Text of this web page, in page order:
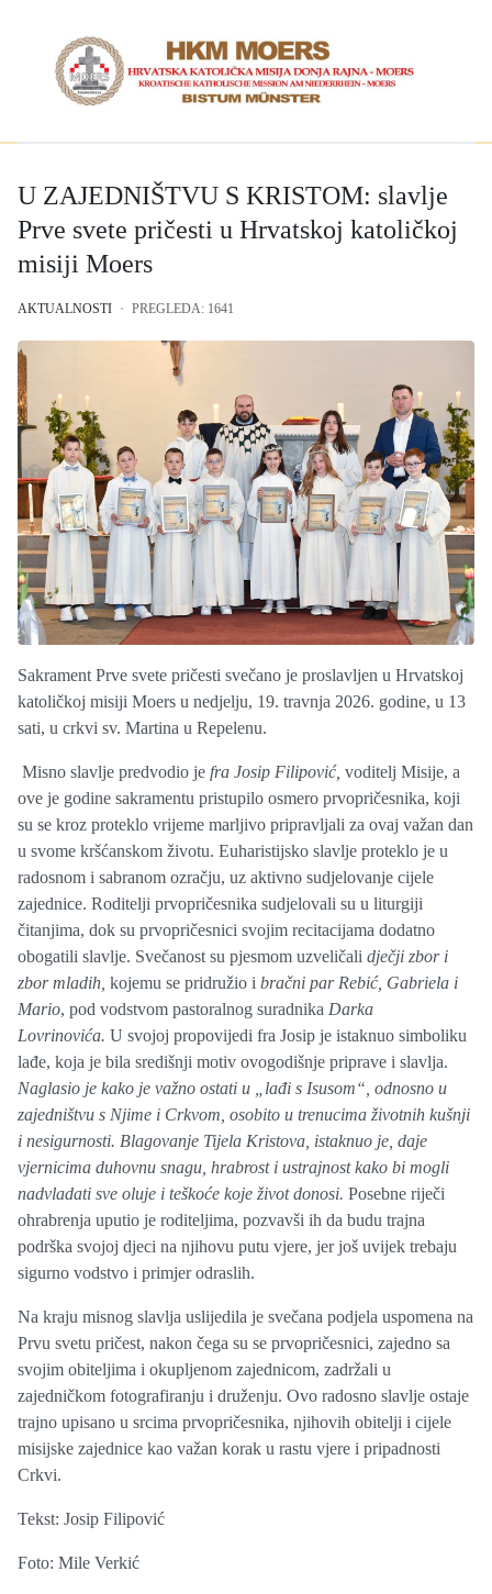
U ZAJEDNIŠTVU S KRISTOM: slavlje
Prve svete pričesti u Hrvatskoj katoličkoj
misiji Moers
AKTUALNOSTI PREGLEDA: 1641
Sakrament Prve svete pričesti svečano je proslavljen u Hrvatskoj
katoličkoj misiji Moers u nedjelju, 19. travnja 2026. godine, u 13
sati, u crkvi sv. Martina u Repelenu.
Misno slavlje predvodio je fra Josip Filipović, voditelj Misije, a
ove je godine sakramentu pristupilo osmero prvopričesnika, koji
su se kroz proteklo vrijeme marljivo pripravljali za ovaj važan dan
u svome kršćanskom životu. Euharistijsko slavlje proteklo je u
radosnom i sabranom ozračju, uz aktivno sudjelovanje cijele
zajednice. Roditelji prvopričesnika sudjelovali su u liturgiji
čitanjima, dok su prvopričesnici svojim recitacijama dodatno
obogatili slavlje. Svečanost su pjesmom uzveličali dječji zbor i
zbor mladih, kojemu se pridružio i bračni par Rebić, Gabriela i
Mario, pod vodstvom pastoralnog suradnika Darka
Lovrinovića. U svojoj propovijedi fra Josip je istaknuo simboliku
lađe, koja je bila središnji motiv ovogodišnje priprave i slavlja.
Naglasio je kako je važno ostati u „lađi s Isusom“, odnosno u
zajedništvu s Njime i Crkvom, osobito u trenucima životnih kušnji
i nesigurnosti. Blagovanje Tijela Kristova, istaknuo je, daje
vjernicima duhovnu snagu, hrabrost i ustrajnost kako bi mogli
nadvladati sve oluje i teškoće koje život donosi. Posebne riječi
ohrabrenja uputio je roditeljima, pozvavši ih da budu trajna
podrška svojoj djeci na njihovu putu vjere, jer još uvijek trebaju
sigurno vodstvo i primjer odraslih.
Na kraju misnog slavlja uslijedila je svečana podjela uspomena na
Prvu svetu pričest, nakon čega su se prvopričesnici, zajedno sa
svojim obiteljima i okupljenom zajednicom, zadržali u
zajedničkom fotografiranju i druženju. Ovo radosno slavlje ostaje
trajno upisano u srcima prvopričesnika, njihovih obitelji i cijele
misijske zajednice kao važan korak u rastu vjere i pripadnosti
Crkvi.
Tekst: Josip Filipović
Foto: Mile Verkić